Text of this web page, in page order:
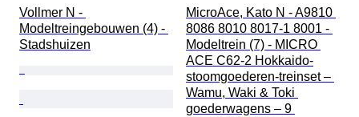
Vollmer N -
Modeltreingebouwen (4) -
Stadshuizen
MicroAce, Kato N - A9810
8086 8010 8017-1 8001 -
Modeltrein (7) - MICRO
ACE C62-2 Hokkaido-
stoomgoederen-treinset –
Wamu, Waki & Toki
goederwagens – 9